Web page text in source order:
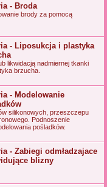
- Broda
brody za pomocą
- Liposukcja i plastyka
likwidacją nadmiernej tkanki
brzucha.
- Modelowanie
silikonowych, przeszczepu
Podnoszenie
pośladków.
- Zabiegi odmładzajace
blizny